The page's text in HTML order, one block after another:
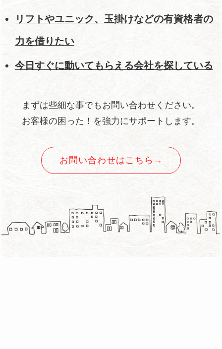
リフトやユニック、玉掛けなどの有資格者の
力を借りたい
今日すぐに動いてもらえる会社を探している
まずは些細な事でもお問い合わせください。
お客様の困った！を強力にサポートします。
お問い合わせはこちら→